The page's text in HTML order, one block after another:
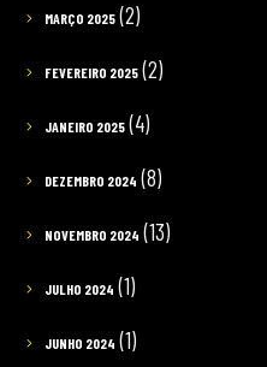
MARÇO 2025(2)
FEVEREIRO 2025(2)
JANEIRO 2025(4)
DEZEMBRO 2024 (8)
NOVEMBRO 2024 (13)
JULHO 2024 (1)
JUNHO 2024 (1)